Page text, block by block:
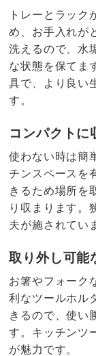
トレーとラック
め、お手入れが
洗えるので、水
な状態を保てま
具で、より良い
す。
コンパクトに
使わない時は簡
チンスペースを
きるため場所を
り収まります。
夫が施されてい
取り外し可能
お箸やフォーク
利なツールホル
きるので、使い
す。キッチンツ
が魅力です。